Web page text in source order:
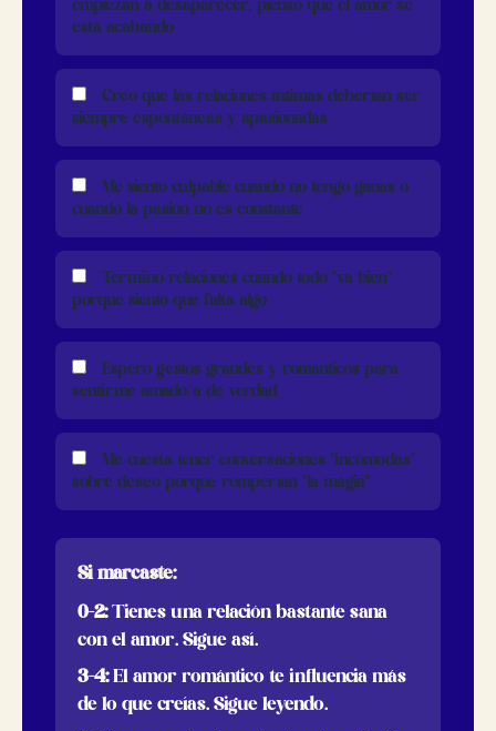
empiezan a desaparecer, pienso que el amor se
está acabando
Creo que las relaciones íntimas deberían ser
siempre espontáneas y apasionadas
Me siento culpable cuando no tengo ganas o
cuando la pasión no es constante
Termino relaciones cuando todo "va bien"
porque siento que falta algo
Espero gestos grandes y románticos para
sentirme amado/a de verdad
Me cuesta tener conversaciones "incómodas"
sobre deseo porque romperían "la magia"
Si marcaste:
0-2:Tienes una relación bastante sana
con el amor. Sigue así.
3-4:El amor romántico te influencia más
de lo que creías. Sigue leyendo.